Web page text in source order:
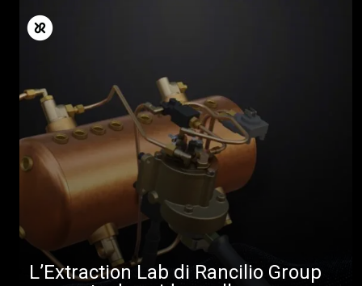
L’Extraction Lab di Rancilio Group